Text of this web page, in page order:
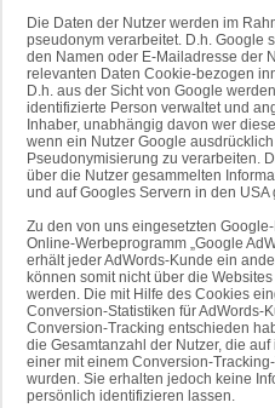
Die Daten der Nutzer werden im
pseudonym verarbeitet. D.h. Google
den Namen oder E-Mailadresse der
relevanten Daten Cookie-bezogen
D.h. aus der Sicht von Google
identifizierte Person verwaltet und
Inhaber, unabhängig davon wer
wenn ein Nutzer Google
Pseudonymisierung zu verarbeiten.
über die Nutzer gesammelten
und auf Googles Servern in den USA
Zu den von uns eingesetzten
Online-Werbeprogramm „Google
erhält jeder AdWords-Kunde ein
können somit nicht über die
werden. Die mit Hilfe des Cookies
Conversion-Statistiken für AdWords-
Conversion-Tracking entschieden
die Gesamtanzahl der Nutzer, die
einer mit einem Conversion-
wurden. Sie erhalten jedoch keine
persönlich identifizieren lassen.